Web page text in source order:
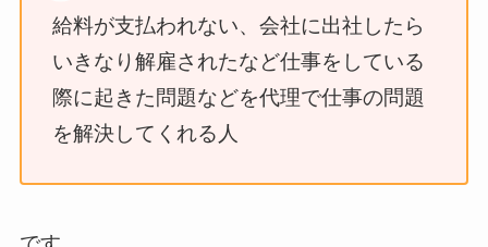
給料が支払われない、会社に出社したら
いきなり解雇されたなど仕事をしている
際に起きた問題などを代理で仕事の問題
を解決してくれる人